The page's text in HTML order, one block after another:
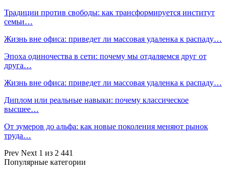
Традиции против свободы: как трансформируется институт
семьи…
Жизнь вне офиса: приведет ли массовая удаленка к распаду…
Эпоха одиночества в сети: почему мы отдаляемся друг от
друга…
Жизнь вне офиса: приведет ли массовая удаленка к распаду…
Диплом или реальные навыки: почему классическое
высшее…
От зумеров до альфа: как новые поколения меняют рынок
труда…
Prev Next 1 из 2 441
Популярные категории